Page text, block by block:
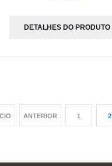
DETALHES DO PRODUTO
ANTERIOR 1 2